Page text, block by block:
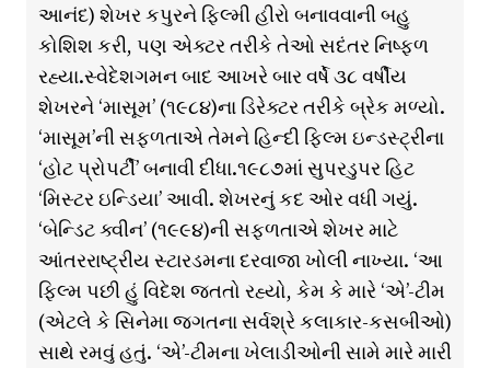
આનંદ) શેખર કપુરને ફિલ્મી હીરો બનાવવાની બહુ
કોશિશ કરી, પણ એક્ટર તરીકે તેઓ સદંતર નિષ્ફળ
રહ્યા.સ્વેદેશગમન બાદ આખરે બાર વર્ષે ૩૮ વર્ષીય
શેખરને ‘માસૂમ’ (૧૯૮૪)ના ડિરેક્ટર તરીકે બ્રેક મળ્યો.
‘માસૂમ’ની સફળતાએ તેમને હિન્દી ફિલ્મ ઇન્ડસ્ટ્રીના
‘હોટ પ્રોપર્ટી’ બનાવી દીધા.૧૯૮૭માં સુપરડુપર હિટ
‘મિસ્ટર ઇન્ડિયા’ આવી. શેખરનું કદ ઓર વધી ગયું.
‘બેન્ડિટ ક્વીન’ (૧૯૯૪)ની સફળતાએ શેખર માટે
આંતરરાષ્ટ્રીય સ્ટારડમના દરવાજા ખોલી નાખ્યા. ‘આ
ફિલ્મ પછી હું વિદેશ જતતો રહ્યો, કેમ કે મારે ‘એ’-ટીમ
(એટલે કે સિનેમા જગતના સર્વશ્રે કલાકાર-કસબીઓ)
સાથે રમવું હતું. ‘એ’-ટીમના ખેલાડીઓની સામે મારે મારી